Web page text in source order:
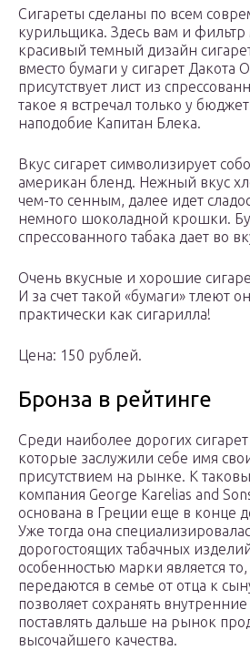
Сигареты сделаны по всем
курильщика. Здесь вам и
красивый темный дизайн
вместо бумаги у сигарет Дакота
присутствует лист из
такое я встречал только у
наподобие Капитан Блека.
Вкус сигарет символизирует
американ бленд. Нежный вкус
чем-то сенным, далее идет
немного шоколадной крошки.
спрессованного табака дает во
Очень вкусные и хорошие
И за счет такой «бумаги» тлеют
практически как сигарилла!
Цена: 150 рублей.
Бронза в рейтинге
Среди наиболее дорогих
которые заслужили себе имя
присутствием на рынке. К
компания George Karelias and
основана в Греции еще в конце
Уже тогда она
дорогостоящих табачных
особенностью марки является
передаются в семье от отца к
позволяет сохранять
поставлять дальше на рынок
высочайшего качества.